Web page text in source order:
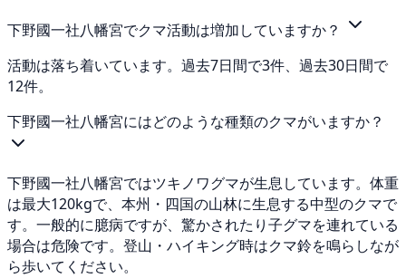
下野國一社八幡宮でクマ活動は増加していますか？
活動は落ち着いています。過去7日間で3件、過去30日間で
12件。
下野國一社八幡宮にはどのような種類のクマがいますか？
下野國一社八幡宮ではツキノワグマが生息しています。体重
は最大120kgで、本州・四国の山林に生息する中型のクマで
す。一般的に臆病ですが、驚かされたり子グマを連れている
場合は危険です。登山・ハイキング時はクマ鈴を鳴らしなが
ら歩いてください。